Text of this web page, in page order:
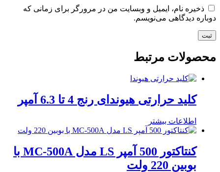
ذخیره نام، ایمیل و وبسایت من در مرورگر برای زمانی که
دوباره دیدگاهی می‌نویسم.
محصولات مرتبط
کلید حرارتی هیوندای رنج 4 تا 6.3 آمپر
اطلاعات بیشتر
کنتاکتور 500 آمپر LS مدل MC-500A با
بوبین 220 ولت